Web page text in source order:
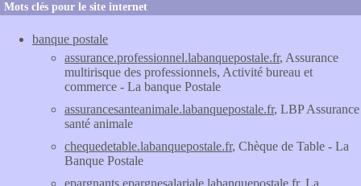
Mots clés pour le site internet
banque postale
assurance.professionnel.labanquepostale.fr, Assurance
multirisque des professionnels, Activité bureau et
commerce - La banque Postale
assurancesanteanimale.labanquepostale.fr, LBP Assurance
santé animale
chequedetable.labanquepostale.fr, Chèque de Table - La
Banque Postale
epargnants.epargnesalariale.labanquepostale.fr, La